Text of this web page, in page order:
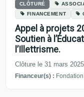
CLÔTURÉ
FINANCEMENT
Appel à projets
Soutien à
l’Illettrisme.
Clôture le 31 mars 2025
Financeur(s) :